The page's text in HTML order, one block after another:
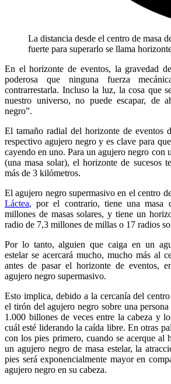
La distancia desde el centro de masa
fuerte para superarlo se llama
En el horizonte de eventos, la gravedad
poderosa que ninguna fuerza
contrarrestarla. Incluso la luz, la cosa que
nuestro universo, no puede escapar, de
negro”.
El tamaño radial del horizonte de eventos
respectivo agujero negro y es clave para
cayendo en uno. Para un agujero negro con
(una masa solar), el horizonte de sucesos
más de 3 kilómetros.
El agujero negro supermasivo en el centro
Láctea, por el contrario, tiene una masa
millones de masas solares, y tiene un
radio de 7,3 millones de millas o 17 radios
Por lo tanto, alguien que caiga en un
estelar se acercará mucho, mucho más al
antes de pasar el horizonte de eventos,
agujero negro supermasivo.
Esto implica, debido a la cercanía del
el tirón del agujero negro sobre una
1.000 billones de veces entre la cabeza y
cuál esté liderando la caída libre. En otras
con los pies primero, cuando se acerque al
un agujero negro de masa estelar, la
pies será exponencialmente mayor en
agujero negro en su cabeza.